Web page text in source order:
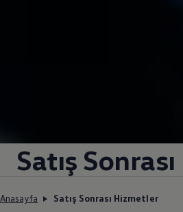
Satış Sonrası
Anasayfa Satış Sonrası Hizmetler